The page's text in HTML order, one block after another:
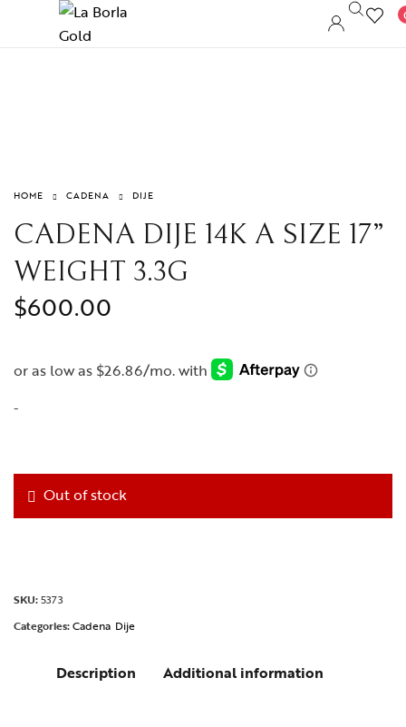
HOME CADENA DIJE
CADENA DIJE 14K A SIZE 17”
WEIGHT 3.3G
$600.00
-
Out of stock
SKU:5373
Categories:Cadena Dije
Description Additional information